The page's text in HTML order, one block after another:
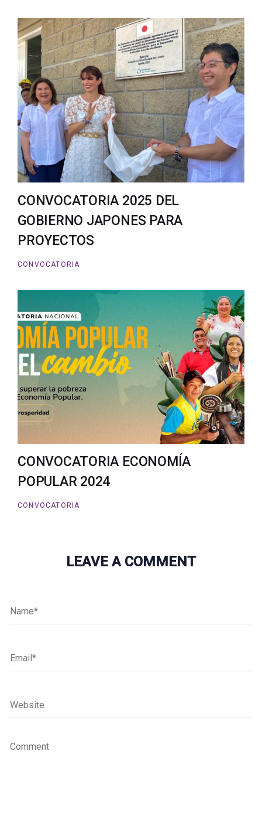
CONVOCATORIA 2025 DEL
GOBIERNO JAPONES PARA
PROYECTOS
CONVOCATORIA
CONVOCATORIA ECONOMÍA
POPULAR 2024
CONVOCATORIA
LEAVE A COMMENT